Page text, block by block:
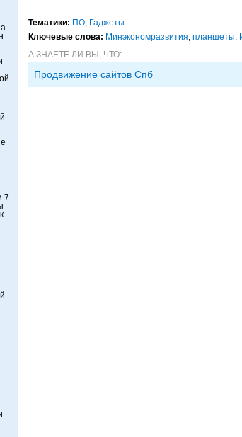
7
Тематики: ПО, Гаджеты
Ключевые слова: Минэкономразвития, планшеты,
А ЗНАЕТЕ ЛИ ВЫ, ЧТО:
Продвижение сайтов Спб